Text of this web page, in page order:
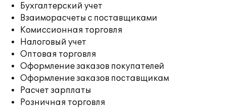
Бухгалтерский учет
Взаиморасчеты с поставщиками
Комиссионная торговля
Налоговый учет
Оптовая торговля
Оформление заказов покупателей
Оформление заказов поставщикам
Расчет зарплаты
Розничная торговля